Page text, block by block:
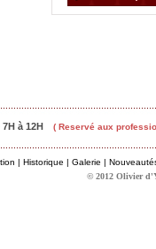
à 12H ( Reservé aux
| Historique | Galerie |
© 2012 Olivier